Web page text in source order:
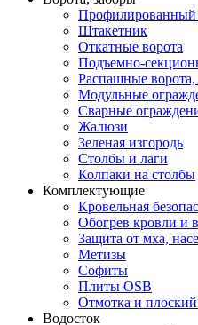
Профилированный
Штакетник
Откатные ворота
Подъемно-
Распашные ворота,
Модульные
Сварные
Жалюзи
Зеленая изгородь
Столбы и лаги
Колпаки на столбы
Комплектующие
Кровельная
Обогрев кровли и
Защита от мха,
Метизы
Софиты
Плиты OSB
Отмотка и
Водосток